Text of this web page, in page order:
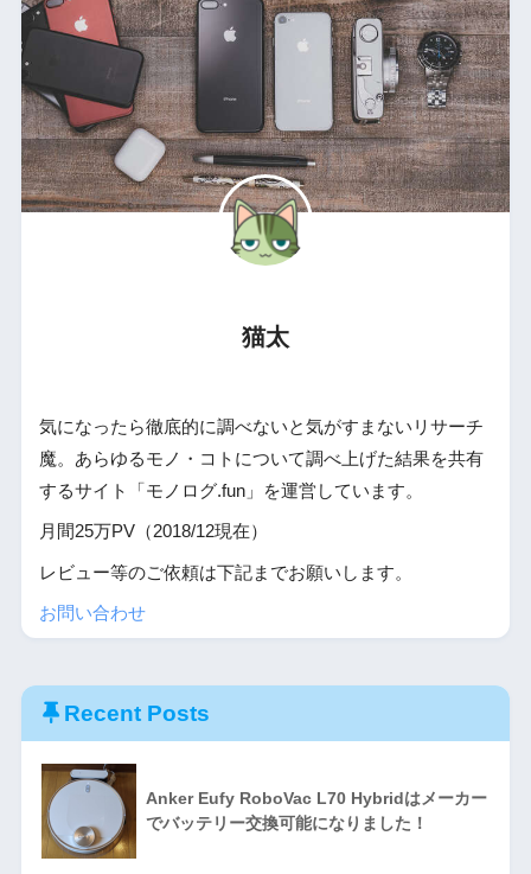
猫太
気になったら徹底的に調べないと気がすまないリサーチ
魔。あらゆるモノ・コトについて調べ上げた結果を共有
するサイト「モノログ.fun」を運営しています。
月間25万PV（2018/12現在）
レビュー等のご依頼は下記までお願いします。
お問い合わせ
Recent Posts
Anker Eufy RoboVac L70 Hybridはメーカー
でバッテリー交換可能になりました！